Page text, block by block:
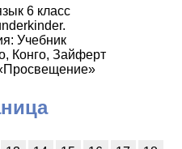
6 класс
Учебник
Конго, Зайферт